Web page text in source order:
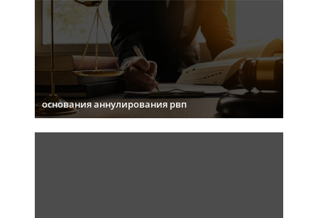
основания аннулирования рвп